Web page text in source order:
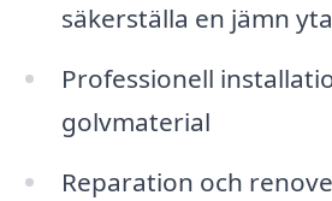
säkerställa en jämn yta
Professionell
golvmaterial
Reparation och